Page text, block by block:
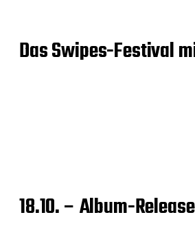
Das Swipes-Festival
18.10. – Album-